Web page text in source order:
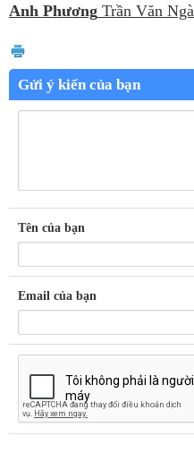
Anh Phương Trần Văn Ngà
Gửi ý kiến của bạn
Tên của bạn
Email của bạn